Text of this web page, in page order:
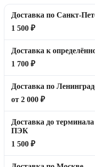
Доставка по Санкт-
1 500 ₽
Доставка к
1 700 ₽
Доставка по
от 2 000 ₽
Доставка до
ПЭК
1 500 ₽